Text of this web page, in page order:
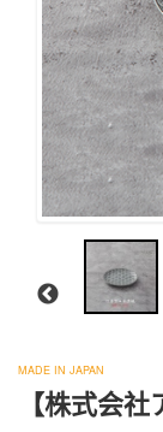
MADE IN JAPAN
【株式会
株
式
会